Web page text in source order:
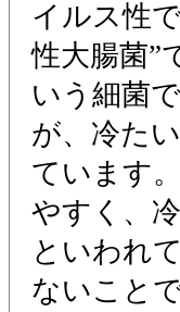
イルス性
性大腸菌”
いう細菌
が、冷た
ています
やすく、
といわれ
ないこと